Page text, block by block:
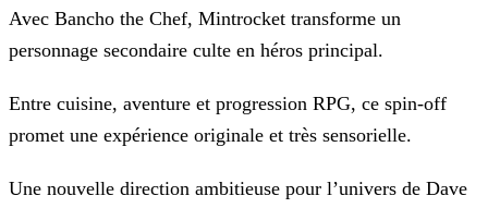
Avec Bancho the Chef, Mintrocket transforme un
personnage secondaire culte en héros principal.
Entre cuisine, aventure et progression RPG, ce spin-off
promet une expérience originale et très sensorielle.
Une nouvelle direction ambitieuse pour l’univers de Dave